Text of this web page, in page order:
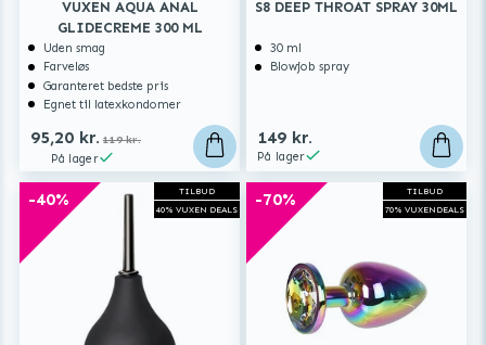
VUXEN AQUA ANAL
GLIDECREME 300 ML
Uden smag
Farveløs
Garanteret bedste pris
Egnet til latexkondomer
95,20 kr. 119 kr.
På lager
S8 DEEP THROAT SPRAY 30ML
30 ml
Blowjob spray
149 kr.
På lager
TILBUD
40% VUXEN DEALS
-40%
TILBUD
70% VUXENDEALS
-70%